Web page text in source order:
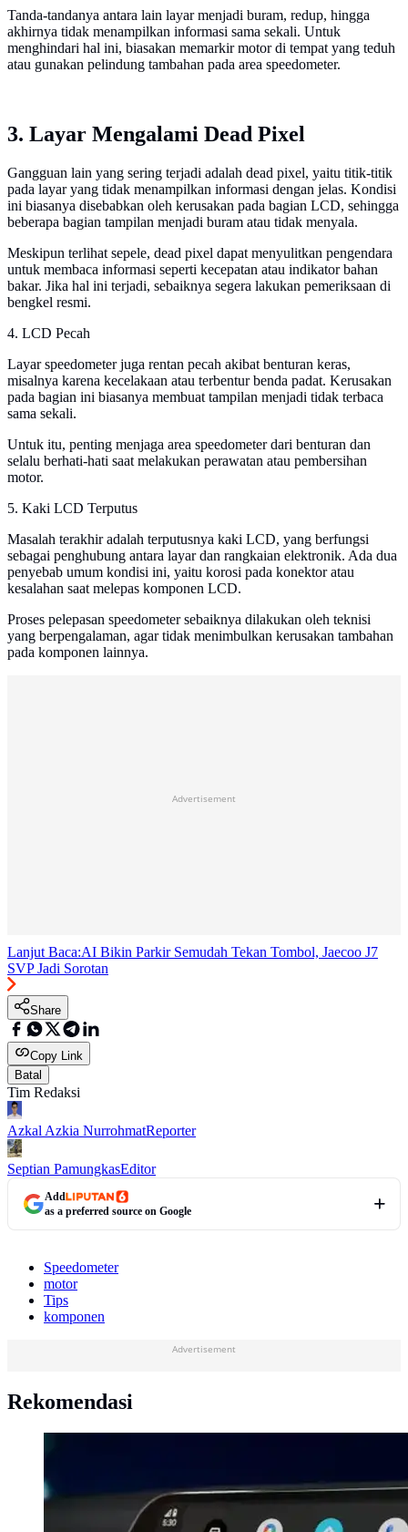
Tanda-tandanya antara lain layar menjadi buram, redup, hingga
akhirnya tidak menampilkan informasi sama sekali. Untuk
menghindari hal ini, biasakan memarkir motor di tempat yang teduh
atau gunakan pelindung tambahan pada area speedometer.
3. Layar Mengalami Dead Pixel
Gangguan lain yang sering terjadi adalah dead pixel, yaitu titik-titik
pada layar yang tidak menampilkan informasi dengan jelas. Kondisi
ini biasanya disebabkan oleh kerusakan pada bagian LCD, sehingga
beberapa bagian tampilan menjadi buram atau tidak menyala.
Meskipun terlihat sepele, dead pixel dapat menyulitkan pengendara
untuk membaca informasi seperti kecepatan atau indikator bahan
bakar. Jika hal ini terjadi, sebaiknya segera lakukan pemeriksaan di
bengkel resmi.
4. LCD Pecah
Layar speedometer juga rentan pecah akibat benturan keras,
misalnya karena kecelakaan atau terbentur benda padat. Kerusakan
pada bagian ini biasanya membuat tampilan menjadi tidak terbaca
sama sekali.
Untuk itu, penting menjaga area speedometer dari benturan dan
selalu berhati-hati saat melakukan perawatan atau pembersihan
motor.
5. Kaki LCD Terputus
Masalah terakhir adalah terputusnya kaki LCD, yang berfungsi
sebagai penghubung antara layar dan rangkaian elektronik. Ada dua
penyebab umum kondisi ini, yaitu korosi pada konektor atau
kesalahan saat melepas komponen LCD.
Proses pelepasan speedometer sebaiknya dilakukan oleh teknisi
yang berpengalaman, agar tidak menimbulkan kerusakan tambahan
pada komponen lainnya.
Advertisement
Lanjut Baca:AI Bikin Parkir Semudah Tekan Tombol, Jaecoo J7
SVP Jadi Sorotan
Share
Copy Link
Batal
Tim Redaksi
Azkal Azkia NurrohmatReporter
Septian PamungkasEditor
Add
as a preferred source on Google
Speedometer
motor
Tips
komponen
Advertisement
Rekomendasi